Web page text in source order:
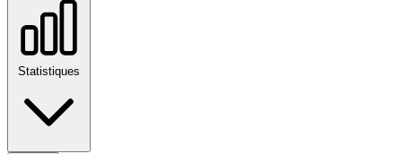
Statistiques